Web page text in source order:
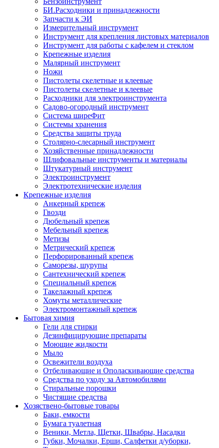
БИ.Расходники и принадлежности
Запчасти к ЭИ
Измерительный инструмент
Инструмент для крепления листовых материалов
Инструмент для работы с кафелем и стеклом
Крепежные изделия
Малярный инструмент
Ножи
Пистолеты скелетные и клеевые
Пистолеты скелетные и клеевые
Расходники для электроинструмента
Садово-огородный инструмент
Система ширеФит
Системы хранения
Средства защиты труда
Столярно-слесарный инструмент
Хозяйственные принадлежности
Шлифовальные инструменты и материалы
Штукатурный инструмент
Электроинструмент
Электротехнические изделия
Крепежные изделия
Анкерный крепеж
Гвозди
Дюбельный крепеж
Мебельный крепеж
Метизы
Метрический крепеж
Перфорированный крепеж
Саморезы, шурупы
Сантехнический крепеж
Специальный крепеж
Такелажный крепеж
Хомуты металлические
Электромонтажный крепеж
Бытовая химия
Гели для стирки
Дезинфицирующие препараты
Моющие жидкости
Мыло
Освежители воздуха
Отбеливающие и Ополаскивающие средства
Средства по уходу за Автомобилями
Стиральные порошки
Чистящие средства
Хозяствено-бытовые товары
Баки, емкости
Бумага туалетная
Веники, Метла, Щетки, Швабры, Насадки
Губки, Мочалки, Ерши, Салфетки д/уборки,